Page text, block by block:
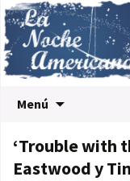
Menú
‘Trouble with
Eastwood y